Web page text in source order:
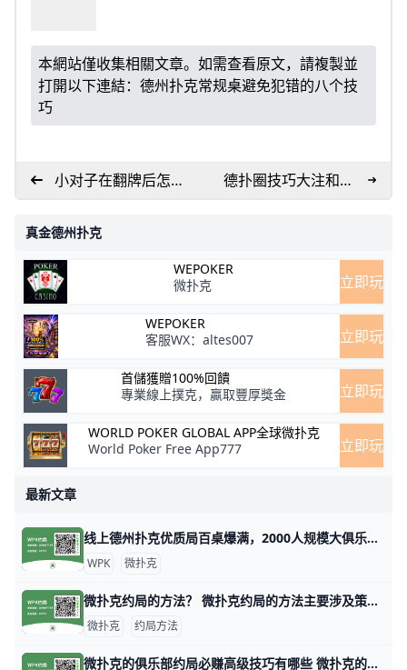
本網站僅收集相關文章。如需查看原文，請複製並
打開以下連結： 德州扑克常规桌避免犯错的八个技
巧
小对子在翻牌后怎么
打
德扑圈技巧大注和小
注之间的关系
真金德州扑克
WEPOKER
微扑克
立即玩
WEPOKER
客服WX：altes007
立即玩
首儲獲贈100%回饋
專業線上撲克，贏取豐厚獎金
立即玩
WORLD POKER GLOBAL APP全球微扑克
World Poker Free App777
立即玩
最新文章
线上德州扑克优质局百桌爆满，2000人规模大俱乐部！ 1. 什么是《微扑克》wepoker俱乐部？ 《微扑克》wepoker俱乐部是一个规模达2000人的线上德州扑克俱乐部，提供优质的游戏体验。 2. WP
WPK 微扑克
微扑克约局的方法？ 微扑克约局的方法主要涉及策略、数据分析和心理战等多个方面。以下是一些关键的技巧和策略，帮助玩家在微扑克中取得更好的成绩。 微扑克的基本原理 微扑
微扑克 约局方法
微扑克的俱乐部约局必赚高级技巧有哪些 微扑克的俱乐部约局必赚高级技巧有哪些，玩微扑克俱乐部人一定要知道的高级技巧主要集中在策略、心理战和对手分析等方面。以下是一些有效的高级技巧，